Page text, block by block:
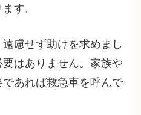
す。
慮せず助けを求めまし
はありません。家族や
あれば救急車を呼んで